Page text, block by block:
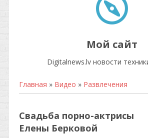
Мой сайт
Digitalnews.lv новости
Главная » Видео » Развлечения
Свадьба порно-актрисы
Елены Берковой